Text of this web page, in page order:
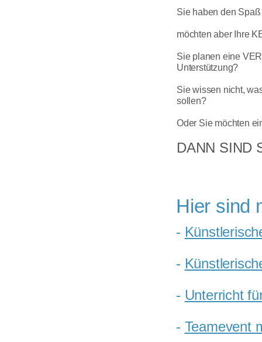
Sie haben den
möchten aber Ihre
Sie planen eine
Unterstützung?
Sie wissen nicht,
sollen?
Oder Sie möchten
DANN SIND
Hier sind
-
-
- Unterricht
- Teamevent